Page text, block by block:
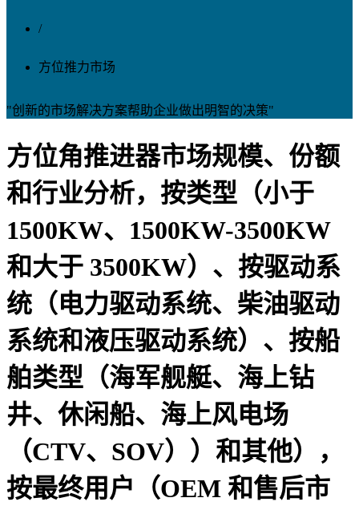
/
方位推力市场
"创新的市场解决方案帮助企业做出明智的决策"
方位角推进器市场规模、份额
和行业分析，按类型（小于
1500KW、1500KW-3500KW
和大于 3500KW）、按驱动系
统（电力驱动系统、柴油驱动
系统和液压驱动系统）、按船
舶类型（海军舰艇、海上钻
井、休闲船、海上风电场
（CTV、SOV））和其他），
按最终用户（OEM 和售后市